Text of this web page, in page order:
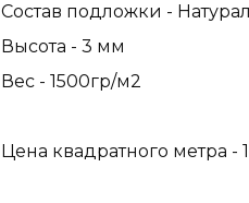
Состав подложки -
Высота - 3 мм
Вес - 1500гр/м2
Цена квадратного метра -